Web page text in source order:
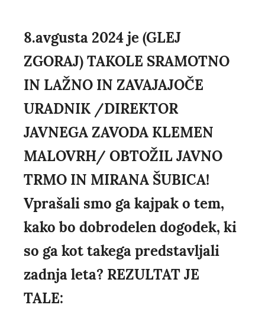
8.avgusta 2024 je (GLEJ
ZGORAJ) TAKOLE SRAMOTNO
IN LAŽNO IN ZAVAJAJOČE
URADNIK /DIREKTOR
JAVNEGA ZAVODA KLEMEN
MALOVRH/ OBTOŽIL JAVNO
TRMO IN MIRANA ŠUBICA!
Vprašali smo ga kajpak o tem,
kako bo dobrodelen dogodek, ki
so ga kot takega predstavljali
zadnja leta? REZULTAT JE
TALE: